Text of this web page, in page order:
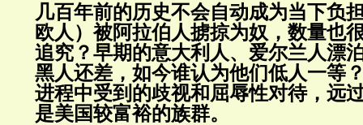
几百年前的历史不会自动成为当下负
欧人）被阿拉伯人掳掠为奴，数量也
追究？早期的意大利人、爱尔兰人漂
黑人还差，如今谁认为他们低人一等
进程中受到的歧视和屈辱性对待，远
是美国较富裕的族群。